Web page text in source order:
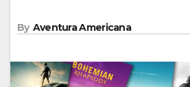
By Aventura Americana